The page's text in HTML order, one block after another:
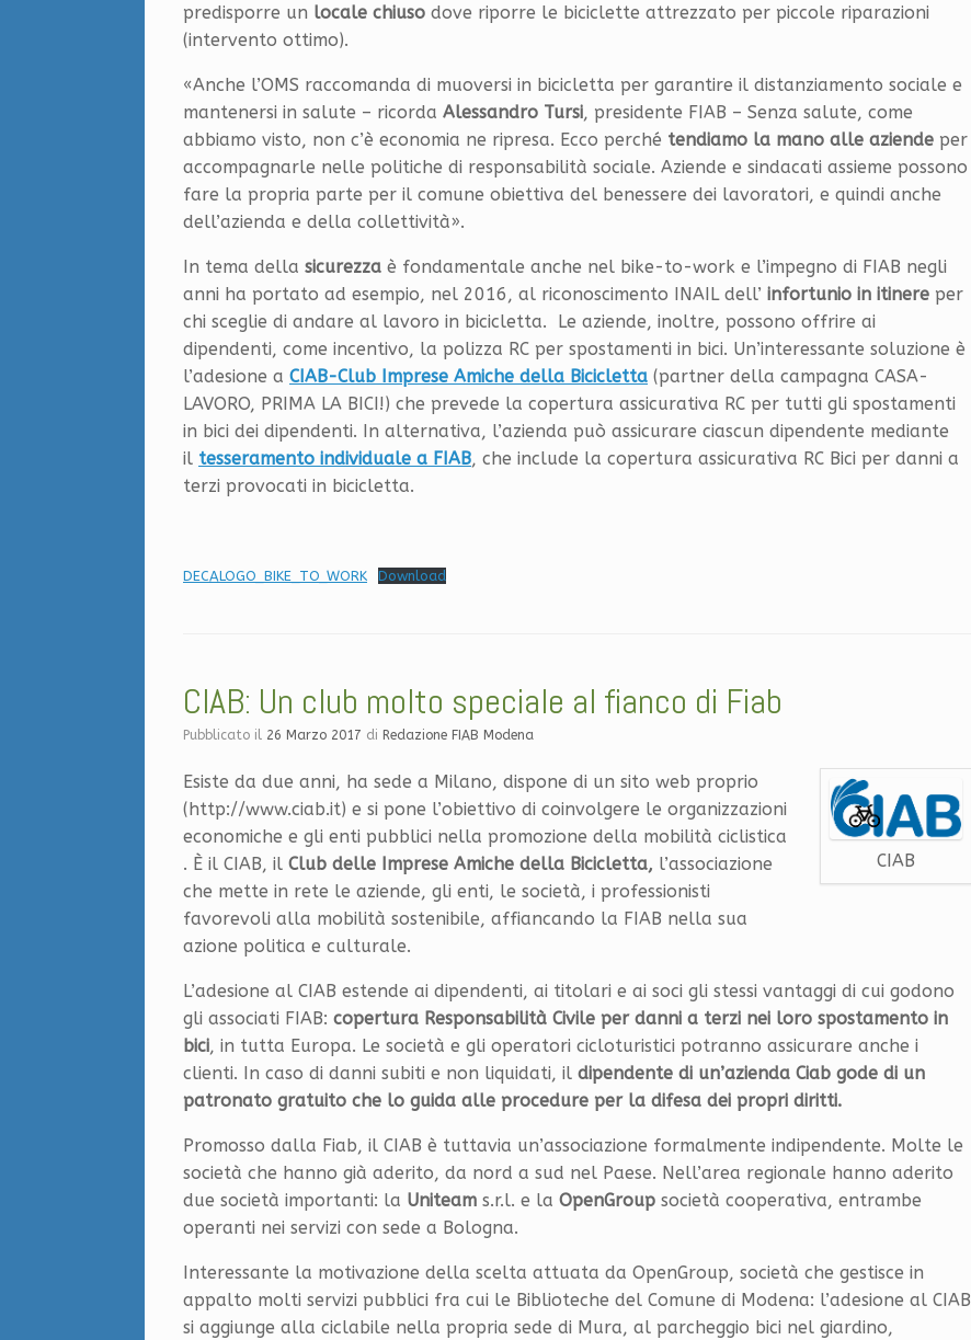
predisporre un locale chiuso dove riporre le biciclette attrezzato per piccole riparazioni
(intervento ottimo).
«Anche l’OMS raccomanda di muoversi in bicicletta per garantire il distanziamento sociale e
mantenersi in salute – ricorda Alessandro Tursi, presidente FIAB – Senza salute, come
abbiamo visto, non c’è economia ne ripresa. Ecco perché tendiamo la mano alle aziende per
accompagnarle nelle politiche di responsabilità sociale. Aziende e sindacati assieme possono
fare la propria parte per il comune obiettiva del benessere dei lavoratori, e quindi anche
dell’azienda e della collettività».
In tema della sicurezza è fondamentale anche nel bike-to-work e l’impegno di FIAB negli
anni ha portato ad esempio, nel 2016, al riconoscimento INAIL dell’ infortunio in itinere per
chi sceglie di andare al lavoro in bicicletta. Le aziende, inoltre, possono offrire ai
dipendenti, come incentivo, la polizza RC per spostamenti in bici. Un’interessante soluzione è
l’adesione a CIAB-Club Imprese Amiche della Bicicletta (partner della campagna CASA-
LAVORO, PRIMA LA BICI!) che prevede la copertura assicurativa RC per tutti gli spostamenti
in bici dei dipendenti. In alternativa, l’azienda può assicurare ciascun dipendente mediante
il tesseramento individuale a FIAB, che include la copertura assicurativa RC Bici per danni a
terzi provocati in bicicletta.
DECALOGO_BIKE_TO_WORK Download
CIAB: Un club molto speciale al fianco di Fiab
Pubblicato il 26 Marzo 2017 di Redazione FIAB Modena
CIAB
Esiste da due anni, ha sede a Milano, dispone di un sito web proprio
(http://www.ciab.it) e si pone l’obiettivo di coinvolgere le organizzazioni
economiche e gli enti pubblici nella promozione della mobilità ciclistica
. È il CIAB, il Club delle Imprese Amiche della Bicicletta, l’associazione
che mette in rete le aziende, gli enti, le società, i professionisti
favorevoli alla mobilità sostenibile, affiancando la FIAB nella sua
azione politica e culturale.
L’adesione al CIAB estende ai dipendenti, ai titolari e ai soci gli stessi vantaggi di cui godono
gli associati FIAB: copertura Responsabilità Civile per danni a terzi nei loro spostamento in
bici, in tutta Europa. Le società e gli operatori cicloturistici potranno assicurare anche i
clienti. In caso di danni subiti e non liquidati, il dipendente di un’azienda Ciab gode di un
patronato gratuito che lo guida alle procedure per la difesa dei propri diritti.
Promosso dalla Fiab, il CIAB è tuttavia un’associazione formalmente indipendente. Molte le
società che hanno già aderito, da nord a sud nel Paese. Nell’area regionale hanno aderito
due società importanti: la Uniteam s.r.l. e la OpenGroup società cooperativa, entrambe
operanti nei servizi con sede a Bologna.
Interessante la motivazione della scelta attuata da OpenGroup, società che gestisce in
appalto molti servizi pubblici fra cui le Biblioteche del Comune di Modena: l’adesione al CIAB
si aggiunge alla ciclabile nella propria sede di Mura, al parcheggio bici nel giardino,